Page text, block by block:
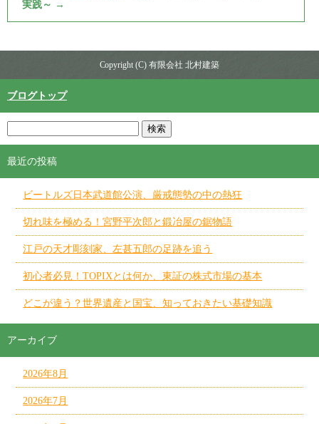
実践～ →
Copyright (C) 有限会社 北村建築
ブログトップ
最近の投稿
ビートルズ日本武道館公演、厳戒態勢の中の熱狂
切れ味を極める！宮野平次郎と鍛冶屋の鋸物語
江戸の天才彫刻家、左甚五郎の足跡を追う
初心者必見！TOPIXとは何か、東証の株式市場の基本
どこが違う？世界遺産と国宝、知っておきたい基礎知識
アーカイブ
2026年8月
2026年7月